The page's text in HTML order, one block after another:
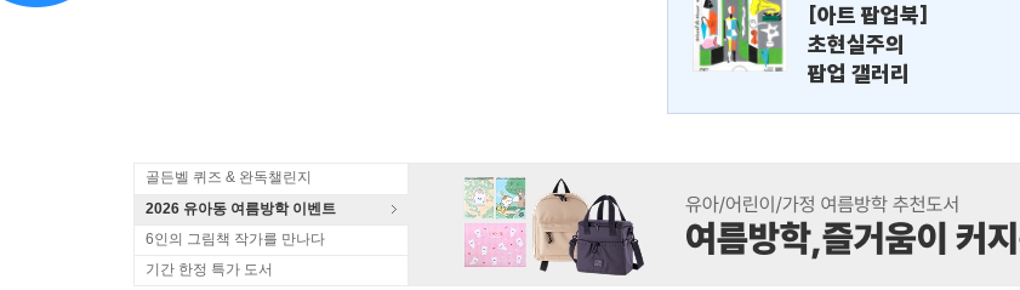
[아트 팝업북]
초현실주의
팝업 갤러리
골든벨 퀴즈 & 완독챌린지
2026 유아동 여름방학 이벤트
6인의 그림책 작가를 만나다
기간 한정 특가 도서